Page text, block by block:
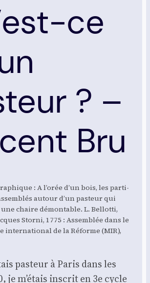
ce
? –
Bru
: A l’orée d’un bois, les par­ti­
autour d’un pas­teur qui
chaire démon­table. L. Bel­lot­ti,
Stor­ni, 1775 : Assem­blée dans le
inter­na­tio­nal de la Réforme (MIR),
pas­teur à Paris dans les
je m’é­tais ins­crit en 3e cycle